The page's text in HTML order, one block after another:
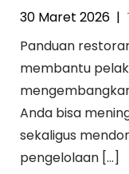
30 Maret 2026 |
Panduan
membantu
Anda bisa
sekaligus
pengelolaan […]